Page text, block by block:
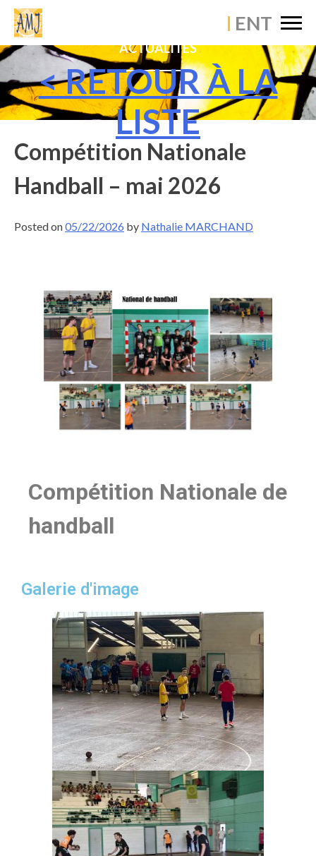
ACTUALITÉS
< RETOUR À LA
LISTE
×
ÉTABLISSEMENT
VIE PASTORALE
VIE PÉDAGOGIQUE
VIE SCOLAIRE
ACTUALITÉS
CONTACT
Compétition Nationale
Handball – mai 2026
Posted on05/22/2026 by Nathalie MARCHAND
Compétition Nationale de
handball
Galerie d'image